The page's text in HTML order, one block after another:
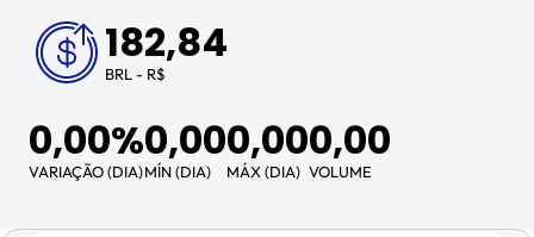
182,84
BRL - R$
0,00%
VARIAÇÃO (DIA)
0,00
MÍN (DIA)
0,00
MÁX (DIA)
0,00
VOLUME